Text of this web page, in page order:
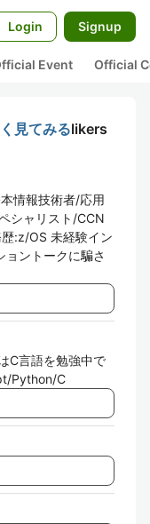
Login Signup
Event Official
見てみるlikers
情報技術者/応用
シャリスト/CCN
:z/OS 未経験イン
ョントークに騙さ
C言語を勉強中で
Python/C